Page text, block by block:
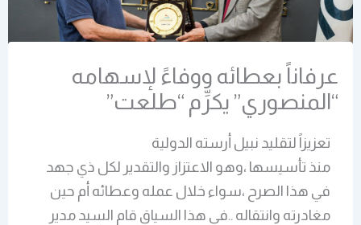
عرفاناً بعطائه ووفاءً لإسهامه
“المنصوري” يكرِّم “طلعت”
تعزيزاً لتقليد نبيل أرسته الدولية
منذ تأسيسها ،وهو الاعتزاز والتقدير لكل ذي جهد
في هذا الصرح ،سواء خلال عمله وعطائه أم حين
مغادرته وانتقاله ..في هذا السياق قام السيد مدير